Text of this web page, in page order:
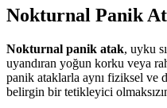
Nokturnal Panik
Nokturnal panik atak, uyku
uyandıran yoğun korku veya
panik ataklarla aynı fiziksel ve
belirgin bir tetikleyici